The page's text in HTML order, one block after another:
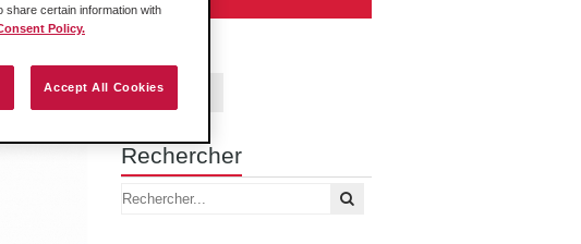
Contact Us
Rechercher
share certain information with
Policy.
Accept All Cookies